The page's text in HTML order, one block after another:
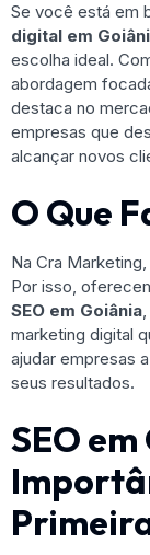
Se você está em
digital em
escolha ideal.
abordagem
destaca no
empresas que
alcançar novos
O Que
Na Cra
Por isso,
SEO em Goiânia
marketing digital
ajudar empresas
seus resultados.
SEO